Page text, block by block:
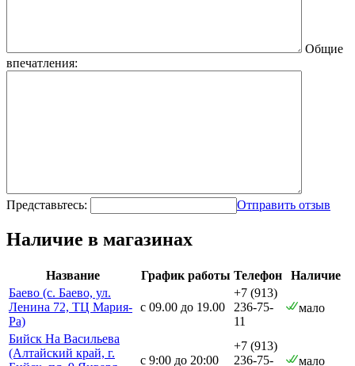
Общие
впечатления:
Представьтесь: Отправить отзыв
Наличие в магазинах
Название График работы Телефон
Наличие
Баево (с. Баево, ул.
Ленина 72, ТЦ Мария-
Ра)
с 09.00 до 19.00
+7 (913)
236-75-
11
мало
Бийск На Васильева
(Алтайский край, г.
с 9:00 до 20:00
+7 (913)
236-75-
мало